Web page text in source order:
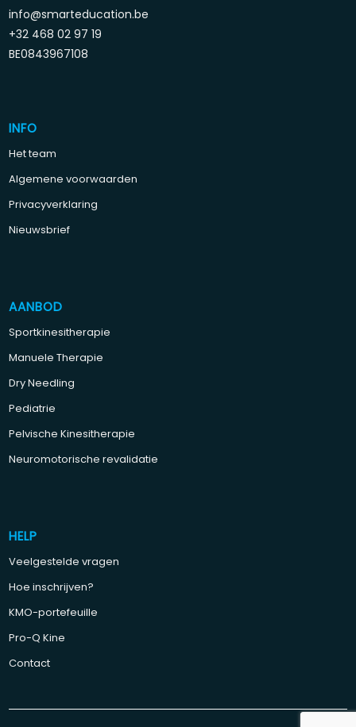
info@smarteducation.be
+32 468 02 97 19
BE0843967108
INFO
Het team
Algemene voorwaarden
Privacyverklaring
Nieuwsbrief
AANBOD
Sportkinesitherapie
Manuele Therapie
Dry Needling
Pediatrie
Pelvische Kinesitherapie
Neuromotorische revalidatie
HELP
Veelgestelde vragen
Hoe inschrijven?
KMO-portefeuille
Pro-Q Kine
Contact